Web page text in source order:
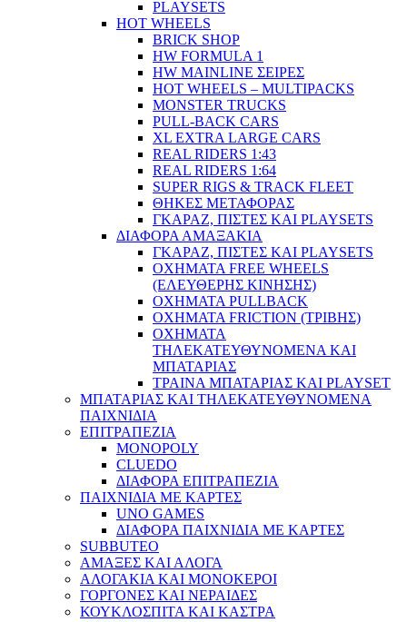
PLAYSETS
HOT WHEELS
BRICK SHOP
HW FORMULA 1
HW MAINLINE ΣΕΙΡΕΣ
HOT WHEELS – MULTIPACKS
MONSTER TRUCKS
PULL-BACK CARS
XL EXTRA LARGE CARS
REAL RIDERS 1:43
REAL RIDERS 1:64
SUPER RIGS & TRACK FLEET
ΘΗΚΕΣ ΜΕΤΑΦΟΡΑΣ
ΓΚΑΡΑΖ, ΠΙΣΤΕΣ ΚΑΙ PLAYSETS
ΔΙΑΦΟΡΑ ΑΜΑΞΑΚΙΑ
ΓΚΑΡΑΖ, ΠΙΣΤΕΣ ΚΑΙ PLAYSETS
ΟΧΗΜΑΤΑ FREE WHEELS
(ΕΛΕΥΘΕΡΗΣ ΚΙΝΗΣΗΣ)
ΟΧΗΜΑΤΑ PULLBACK
ΟΧΗΜΑΤΑ FRICTION (ΤΡΙΒΗΣ)
ΟΧΗΜΑΤΑ
ΤΗΛΕΚΑΤΕΥΘΥΝΟΜΕΝΑ ΚΑΙ
ΜΠΑΤΑΡΙΑΣ
ΤΡΑΙΝΑ ΜΠΑΤΑΡΙΑΣ ΚΑΙ PLAYSET
ΜΠΑΤΑΡΙΑΣ ΚΑΙ ΤΗΛΕΚΑΤΕΥΘΥΝΟΜΕΝΑ
ΠΑΙΧΝΙΔΙΑ
ΕΠΙΤΡΑΠΕΖΙΑ
MONOPOLY
CLUEDO
ΔΙΑΦΟΡΑ ΕΠΙΤΡΑΠΕΖΙΑ
ΠΑΙΧΝΙΔΙΑ ΜΕ ΚΑΡΤΕΣ
UNO GAMES
ΔΙΑΦΟΡΑ ΠΑΙΧΝΙΔΙΑ ΜΕ ΚΑΡΤΕΣ
SUBBUTEO
ΑΜΑΞΕΣ ΚΑΙ ΑΛΟΓΑ
ΑΛΟΓΑΚΙΑ ΚΑΙ ΜΟΝΟΚΕΡΟΙ
ΓΟΡΓΟΝΕΣ ΚΑΙ ΝΕΡΑΙΔΕΣ
ΚΟΥΚΛΟΣΠΙΤΑ ΚΑΙ ΚΑΣΤΡΑ